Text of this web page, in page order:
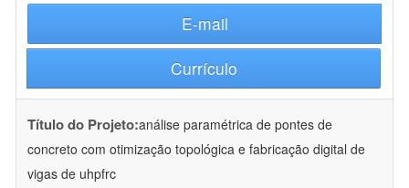
E-mail
Currículo
Título do Projeto:análise paramétrica de pontes de
concreto com otimização topológica e fabricação digital de
vigas de uhpfrc